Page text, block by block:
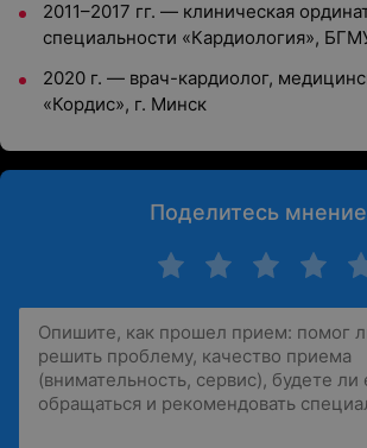
2011–2017 гг. — клиническая
специальности «Кардиология»,
2020 г. — врач-кардиолог,
«Кордис», г. Минск
Поделитесь